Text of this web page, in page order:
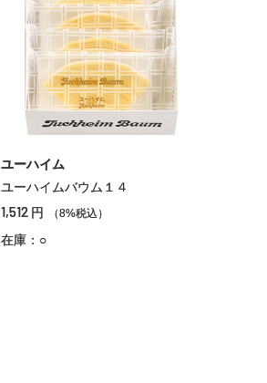
ユーハイム
ユーハイムバウム１４
1,512 円 （8%税込）
在庫：○